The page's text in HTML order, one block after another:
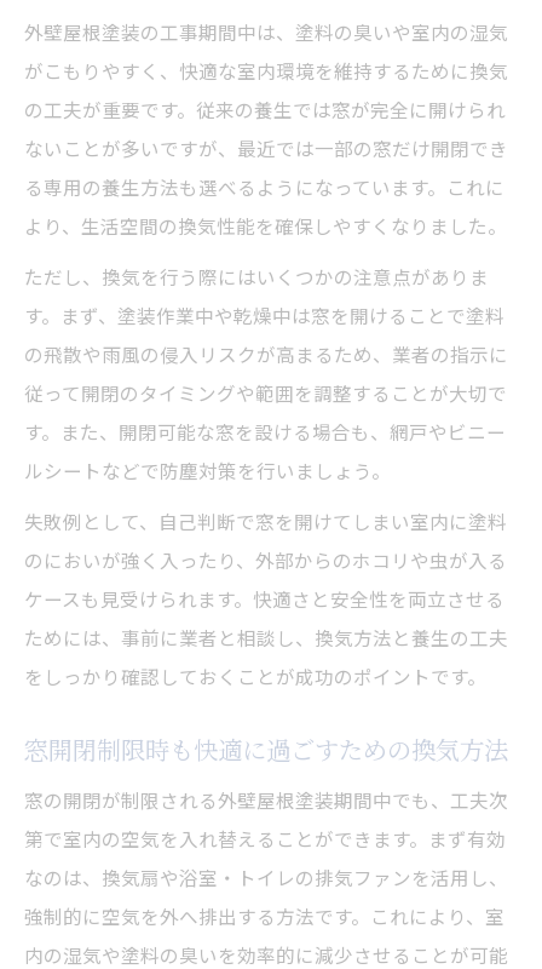
外壁屋根塗装の工事期間中は、塗料の臭いや室内の湿気
がこもりやすく、快適な室内環境を維持するために換気
の工夫が重要です。従来の養生では窓が完全に開けられ
ないことが多いですが、最近では一部の窓だけ開閉でき
る専用の養生方法も選べるようになっています。これに
より、生活空間の換気性能を確保しやすくなりました。
ただし、換気を行う際にはいくつかの注意点がありま
す。まず、塗装作業中や乾燥中は窓を開けることで塗料
の飛散や雨風の侵入リスクが高まるため、業者の指示に
従って開閉のタイミングや範囲を調整することが大切で
す。また、開閉可能な窓を設ける場合も、網戸やビニー
ルシートなどで防塵対策を行いましょう。
失敗例として、自己判断で窓を開けてしまい室内に塗料
のにおいが強く入ったり、外部からのホコリや虫が入る
ケースも見受けられます。快適さと安全性を両立させる
ためには、事前に業者と相談し、換気方法と養生の工夫
をしっかり確認しておくことが成功のポイントです。
窓開閉制限時も快適に過ごすための換気方法
窓の開閉が制限される外壁屋根塗装期間中でも、工夫次
第で室内の空気を入れ替えることができます。まず有効
なのは、換気扇や浴室・トイレの排気ファンを活用し、
強制的に空気を外へ排出する方法です。これにより、室
内の湿気や塗料の臭いを効率的に減少させることが可能